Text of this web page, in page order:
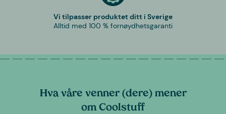
Vi tilpasser produktet ditt i Sverige
Alltid med 100 % fornøydhetsgaranti
Hva våre venner (dere) mener
om Coolstuff